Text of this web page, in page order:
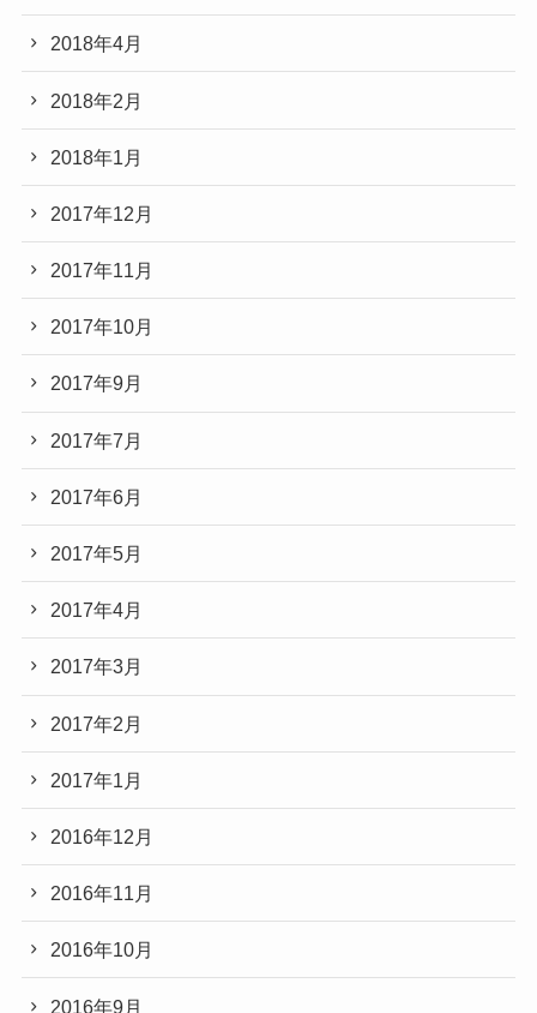
2018年4月
2018年2月
2018年1月
2017年12月
2017年11月
2017年10月
2017年9月
2017年7月
2017年6月
2017年5月
2017年4月
2017年3月
2017年2月
2017年1月
2016年12月
2016年11月
2016年10月
2016年9月